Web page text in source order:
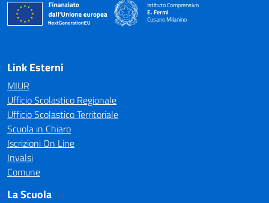
Istituto Comprensivo
E. Fermi
Cusano Milanino
Link Esterni
MIUR
Ufficio Scolastico Regionale
Ufficio Scolastico Territoriale
Scuola in Chiaro
Iscrizioni On Line
Invalsi
Comune
La Scuola